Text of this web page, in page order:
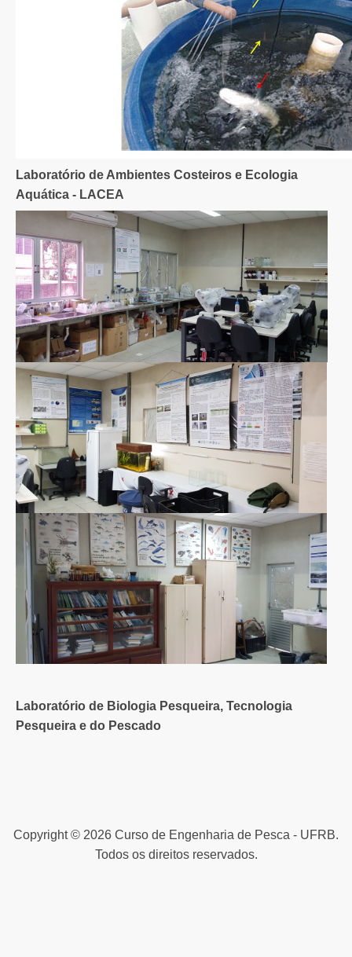
Laboratório de Ambientes Costeiros e Ecologia
Aquática - LACEA
Laboratório de Biologia Pesqueira, Tecnologia
Pesqueira e do Pescado
Copyright © 2026 Curso de Engenharia de Pesca - UFRB.
Todos os direitos reservados.